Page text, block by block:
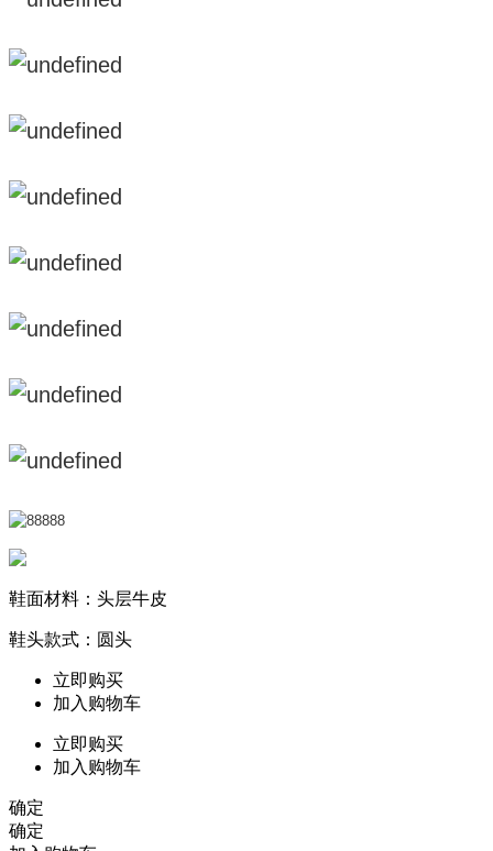
鞋面材料：头层牛皮
鞋头款式：圆头
立即购买
加入购物车
立即购买
加入购物车
确定
确定